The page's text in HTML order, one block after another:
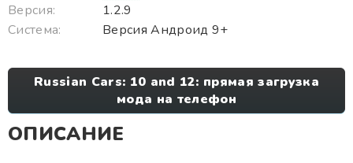
Версия:
1.2.9
Система:
Версия Андроид 9+
Russian Cars: 10 and 12: прямая загрузка
мода на телефон
ОПИСАНИЕ